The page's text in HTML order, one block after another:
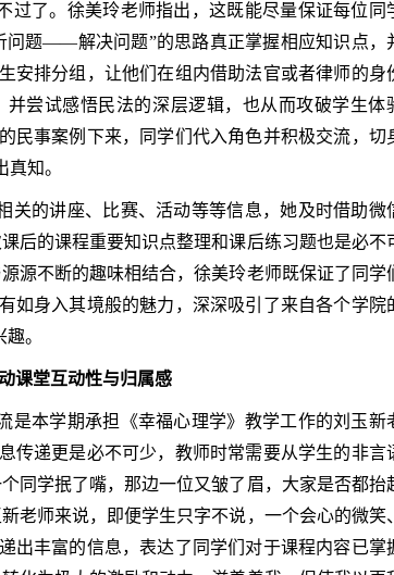
过了。徐美玲老师指出，这既能尽量保证每位同
题——解决问题”的思路真正掌握相应知识点，
安排分组，让他们在组内借助法官或者律师的身
尝试感悟民法的深层逻辑，也从而攻破学生体
民事案例下来，同学们代入角色并积极交流，切
知。
关的讲座、比赛、活动等等信息，她及时借助微
后的课程重要知识点整理和课后练习题也是必不
源不断的趣味相结合，徐美玲老师既保证了同学
如身入其境般的魅力，深深吸引了来自各个学院
。
课堂互动性与归属感
是本学期承担《幸福心理学》教学工作的刘玉新
传递更是必不可少，教师时常需要从学生的非言
同学抿了嘴，那边一位又皱了眉，大家是否都抬
老师来说，即便学生只字不说，一个会心的微笑、
出丰富的信息，表达了同学们对于课程内容已掌